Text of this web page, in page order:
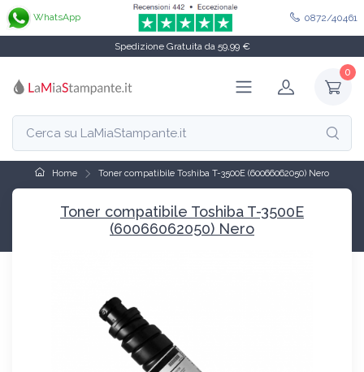
WhatsApp 0872/40461
Spedizione Gratuita da 59,99 €
0
Home Toner compatibile Toshiba T-3500E (60066062050) Nero
Toner compatibile Toshiba T-3500E
(60066062050) Nero